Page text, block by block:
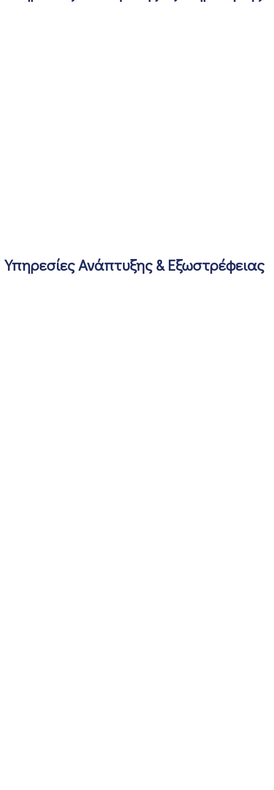
Υπηρεσίες Ανάπτυξης & Εξωστρέφειας